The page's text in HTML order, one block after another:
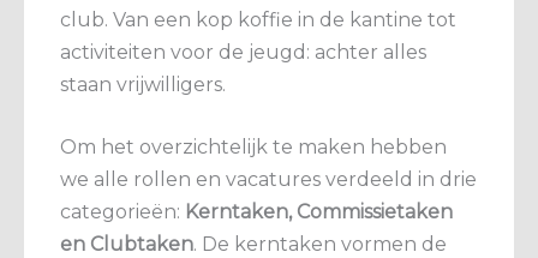
club. Van een kop koffie in de kantine tot
activiteiten voor de jeugd: achter alles
staan vrijwilligers.
Om het overzichtelijk te maken hebben
we alle rollen en vacatures verdeeld in drie
categorieën: Kerntaken, Commissietaken
en Clubtaken. De kerntaken vormen de